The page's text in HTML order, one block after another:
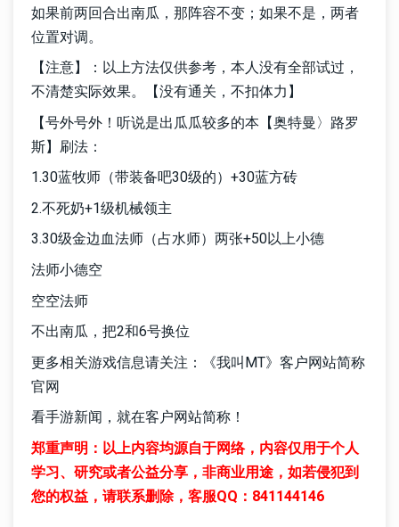
如果前两回合出南瓜，那阵容不变；如果不是，两者
位置对调。
【注意】：以上方法仅供参考，本人没有全部试过，
不清楚实际效果。【没有通关，不扣体力】
【号外号外！听说是出瓜瓜较多的本【奥特曼〉路罗
斯】刷法：
1.30蓝牧师（带装备吧30级的）+30蓝方砖
2.不死奶+1级机械领主
3.30级金边血法师（占水师）两张+50以上小德
法师小德空
空空法师
不出南瓜，把2和6号换位
更多相关游戏信息请关注：《我叫MT》客户网站简称
官网
看手游新闻，就在客户网站简称！
郑重声明：以上内容均源自于网络，内容仅用于个人
学习、研究或者公益分享，非商业用途，如若侵犯到
您的权益，请联系删除，客服QQ：841144146